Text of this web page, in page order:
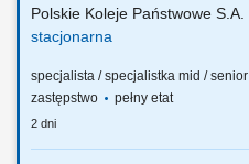
Polskie Koleje Państwowe S.A.
stacjonarna
specjalista / specjalistka mid / senior
zastępstwo
pełny etat
2 dni